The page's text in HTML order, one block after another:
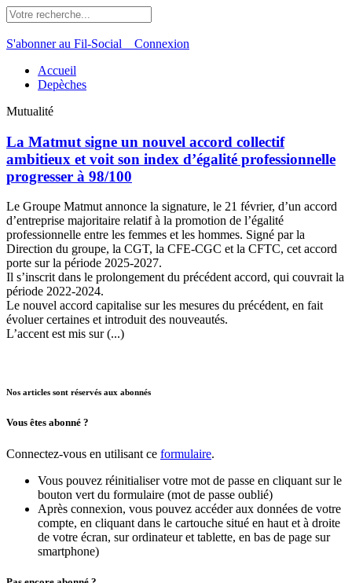
S'abonner au Fil-Social Connexion
Accueil
Depèches
Mutualité
La Matmut signe un nouvel accord collectif
ambitieux et voit son index d’égalité professionnelle
progresser à 98/100
Le Groupe Matmut annonce la signature, le 21 février, d’un accord
d’entreprise majoritaire relatif à la promotion de l’égalité
professionnelle entre les femmes et les hommes. Signé par la
Direction du groupe, la CGT, la CFE-CGC et la CFTC, cet accord
porte sur la période 2025-2027.
Il s’inscrit dans le prolongement du précédent accord, qui couvrait la
période 2022-2024.
Le nouvel accord capitalise sur les mesures du précédent, en fait
évoluer certaines et introduit des nouveautés.
L’accent est mis sur (...)
Nos articles sont réservés aux abonnés
Vous êtes abonné ?
Connectez-vous en utilisant ce formulaire.
Vous pouvez réinitialiser votre mot de passe en cliquant sur le
bouton vert du formulaire (mot de passe oublié)
Après connexion, vous pouvez accéder aux données de votre
compte, en cliquant dans le cartouche situé en haut et à droite
de votre écran, sur ordinateur et tablette, en bas de page sur
smartphone)